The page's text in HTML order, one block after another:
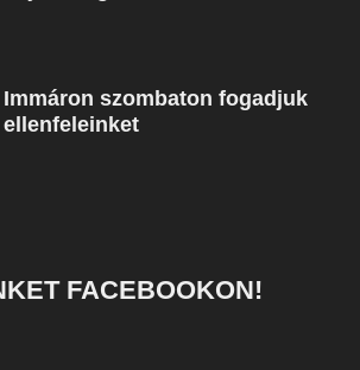
Immáron szombaton fogadjuk
ellenfeleinket
FACEBOOKON!